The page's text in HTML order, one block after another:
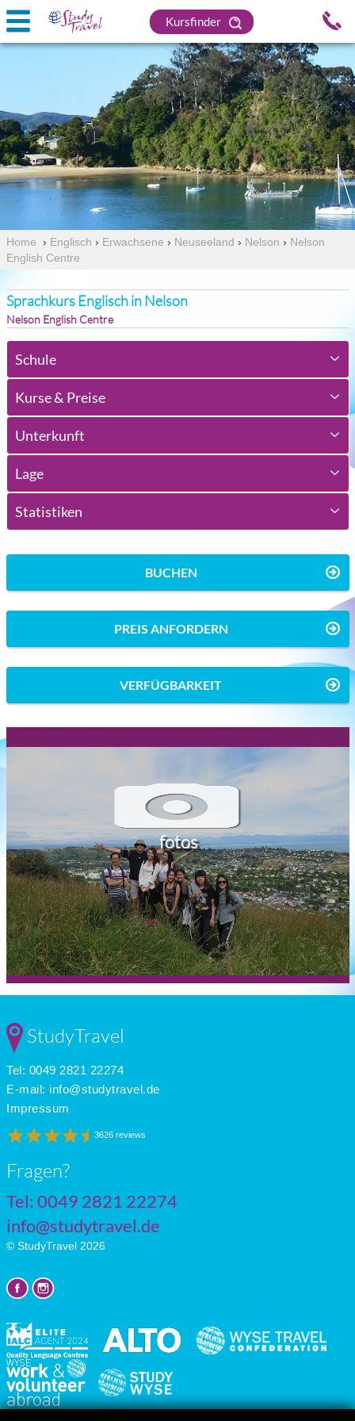
Kursfinder
Home › Englisch › Erwachsene › Neuseeland › Nelson › Nelson
English Centre
Sprachkurs Englisch in Nelson
Nelson English Centre
Schule
Kurse & Preise
Unterkunft
Lage
Statistiken
BUCHEN
PREIS ANFORDERN
VERFÜGBARKEIT
fotos
StudyTravel
Tel: 0049 2821 22274
E-mail: info@studytravel.de
Impressum
3626 reviews
Fragen?
Tel: 0049 2821 22274
info@studytravel.de
© StudyTravel 2026